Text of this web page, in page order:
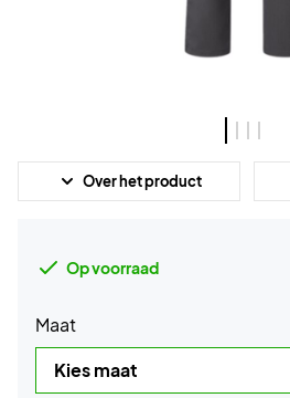
Over het product
Op voorraad
Maat